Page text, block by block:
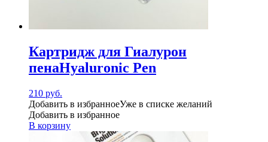
Картридж для Гиалурон
пенаHyaluronic Pen
210 руб.
Добавить в избранноеУже в списке желаний
Добавить в избранное
В корзину